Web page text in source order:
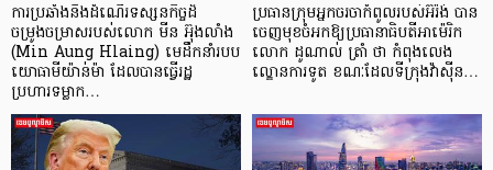
ការប្រឆាំងនឹងដំណើរទស្សនកិច្ចដ៏
ចម្រូងចម្រាសរបស់លោក មីន អ៊ុងលាំង
(Min Aung Hlaing) មេដឹកនាំរបប
យោធាមីយ៉ាន់ម៉ា ដែលបានធ្វើរដ្ឋ
ប្រហារទម្លាក…
ប្រធានក្រុមអ្នកចរចាកំពូលរបស់អ៊ីរ៉ង់ បាន
ចេញមុខចំអកឱ្យប្រធានាធិបតីអាម៉េរិក
លោក ដូណាល់ ត្រាំ ថា កំពុងលេង
ល្ខោនការទូត ខណៈដែលទីក្រុងវ៉ាស៊ីន…